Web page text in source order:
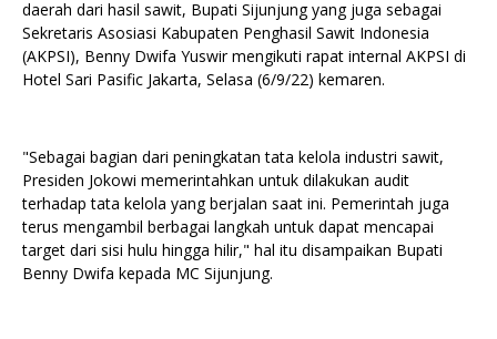
daerah dari hasil sawit, Bupati Sijunjung yang juga sebagai
Sekretaris Asosiasi Kabupaten Penghasil Sawit Indonesia
(AKPSI), Benny Dwifa Yuswir mengikuti rapat internal AKPSI di
Hotel Sari Pasific Jakarta, Selasa (6/9/22) kemaren.
"Sebagai bagian dari peningkatan tata kelola industri sawit,
Presiden Jokowi memerintahkan untuk dilakukan audit
terhadap tata kelola yang berjalan saat ini. Pemerintah juga
terus mengambil berbagai langkah untuk dapat mencapai
target dari sisi hulu hingga hilir," hal itu disampaikan Bupati
Benny Dwifa kepada MC Sijunjung.